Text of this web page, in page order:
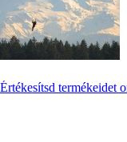
Értékesítsd termékeidet